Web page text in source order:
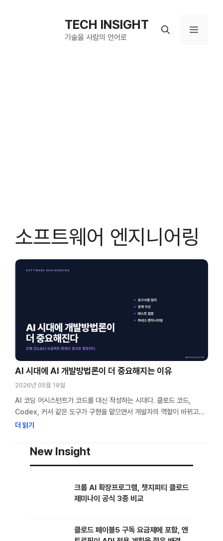
TECH INSIGHT
기술을 사람의 언어로
메
소프트웨어 엔지니어링
AI 시대에 AI 개발방법론이 더 중요해지는 이유
2026년 05월 19일
AI 코딩 어시스턴트가 코드를 대신 작성하는 시대다. 클로드 코드,
Codex, 커서 같은 도구가 구현을 맡으면서 개발자의 역할이 바뀌고
있다. 그런데 같은 모델을 써도 프로젝트마다 AI의 체감 성능이 크게
프로젝트의 차이는 모델 성능 차이보다 크다. 나는 AI 코딩
어시스턴트를 매일 쓰면서 이 차이를 직접 체감했다. 요구사항 정리 없이
더 읽기
New Insight
크롬 AI 확장프로그램, 챗지피티 클로드
제미나이 공식 3종 비교
클로드 페이블5 구독 요금제에 포함, 앤